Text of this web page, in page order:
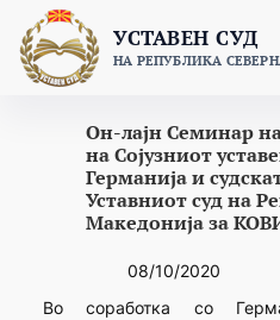
content
УСТАВЕН СУД
НА РЕПУБЛИКА
Он-лајн Семинар
на Сојузниот
Германија и
Уставниот суд на
Македонија за
08/10/2020
Во соработка со